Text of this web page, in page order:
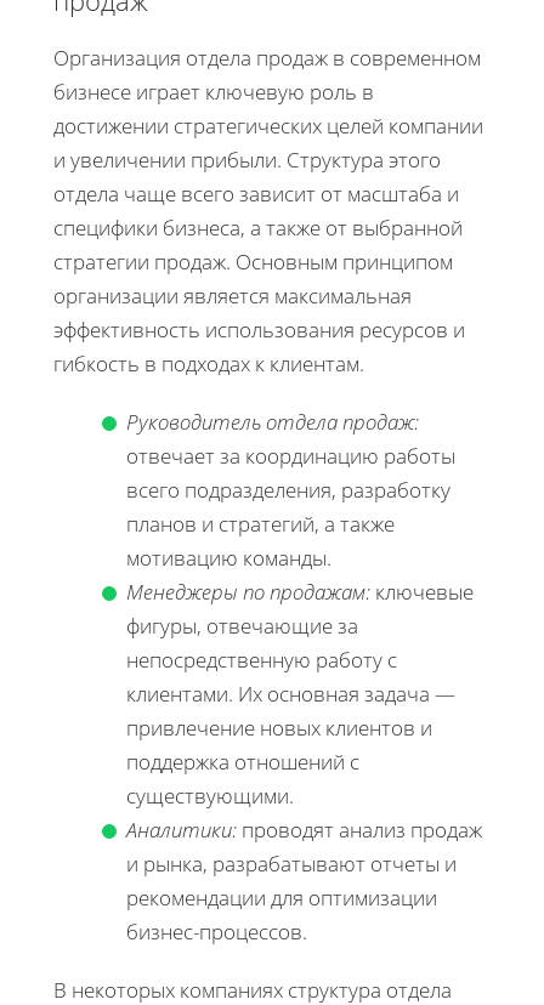
Организация отдела продаж в современном
бизнесе играет ключевую роль в
достижении стратегических целей компании
и увеличении прибыли. Структура этого
отдела чаще всего зависит от масштаба и
специфики бизнеса, а также от выбранной
стратегии продаж. Основным принципом
организации является максимальная
эффективность использования ресурсов и
гибкость в подходах к клиентам.
Руководитель отдела продаж:
отвечает за координацию работы
всего подразделения, разработку
планов и стратегий, а также
мотивацию команды.
Менеджеры по продажам: ключевые
фигуры, отвечающие за
непосредственную работу с
клиентами. Их основная задача —
привлечение новых клиентов и
поддержка отношений с
существующими.
Аналитики: проводят анализ продаж
и рынка, разрабатывают отчеты и
рекомендации для оптимизации
бизнес-процессов.
В некоторых компаниях структура отдела